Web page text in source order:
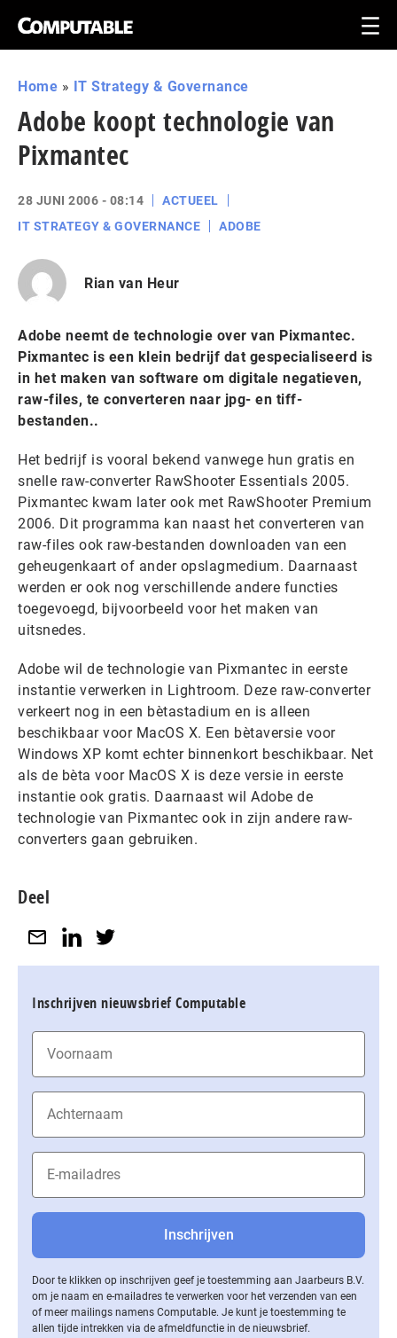
Home » IT Strategy & Governance
Adobe koopt technologie van
Pixmantec
28 JUNI 2006 - 08:14
ACTUEEL
IT STRATEGY & GOVERNANCE
ADOBE
Rian van Heur
Adobe neemt de technologie over van Pixmantec.
Pixmantec is een klein bedrijf dat gespecialiseerd is
in het maken van software om digitale negatieven,
raw-files, te converteren naar jpg- en tiff-
bestanden..
Het bedrijf is vooral bekend vanwege hun gratis en
snelle raw-converter RawShooter Essentials 2005.
Pixmantec kwam later ook met RawShooter Premium
2006. Dit programma kan naast het converteren van
raw-files ook raw-bestanden downloaden van een
geheugenkaart of ander opslagmedium. Daarnaast
werden er ook nog verschillende andere functies
toegevoegd, bijvoorbeeld voor het maken van
uitsnedes.
Adobe wil de technologie van Pixmantec in eerste
instantie verwerken in Lightroom. Deze raw-converter
verkeert nog in een bètastadium en is alleen
beschikbaar voor MacOS X. Een bètaversie voor
Windows XP komt echter binnenkort beschikbaar. Net
als de bèta voor MacOS X is deze versie in eerste
instantie ook gratis. Daarnaast wil Adobe de
technologie van Pixmantec ook in zijn andere raw-
converters gaan gebruiken.
Deel
Inschrijven nieuwsbrief Computable
Door te klikken op inschrijven geef je toestemming aan Jaarbeurs B.V.
om je naam en e-mailadres te verwerken voor het verzenden van een
of meer mailings namens Computable. Je kunt je toestemming te
allen tijde intrekken via de af­meld­func­tie in de nieuwsbrief.